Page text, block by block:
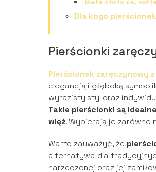
Białe złoto vs.
Dla kogo
Pierścionki
Pierścionek zaręczynowy
elegancją i głęboką
wyrazisty styl oraz
Takie pierścionki są
więź. Wybierają je zarówno
Warto zauważyć, że
alternatywa dla
narzeczonej oraz jej